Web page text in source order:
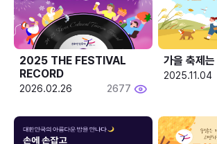
2025 THE FESTIVAL
RECORD
2026.02.26 2677
2025.11.04